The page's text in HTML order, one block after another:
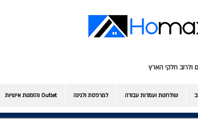
ולרוב חלקי הארץ
שולחנות ועמדות עבודה למרפסת ולגינה Outlet והזמנות אישיות